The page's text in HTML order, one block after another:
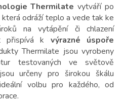
Thermilate vytváří po
která odráží teplo a vede tak ke
na vytápění či chlazení
přispívá k výrazné úspoře
Thermilate jsou vyrobeny
testovaných ve světově
určeny pro širokou škálu
volbu pro každého, od